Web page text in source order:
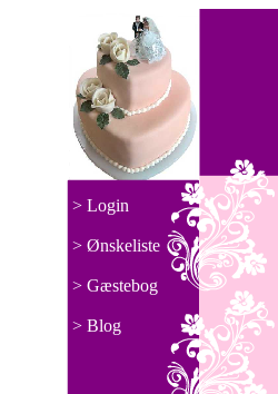
> Login
> Ønskeliste
> Gæstebog
> Blog